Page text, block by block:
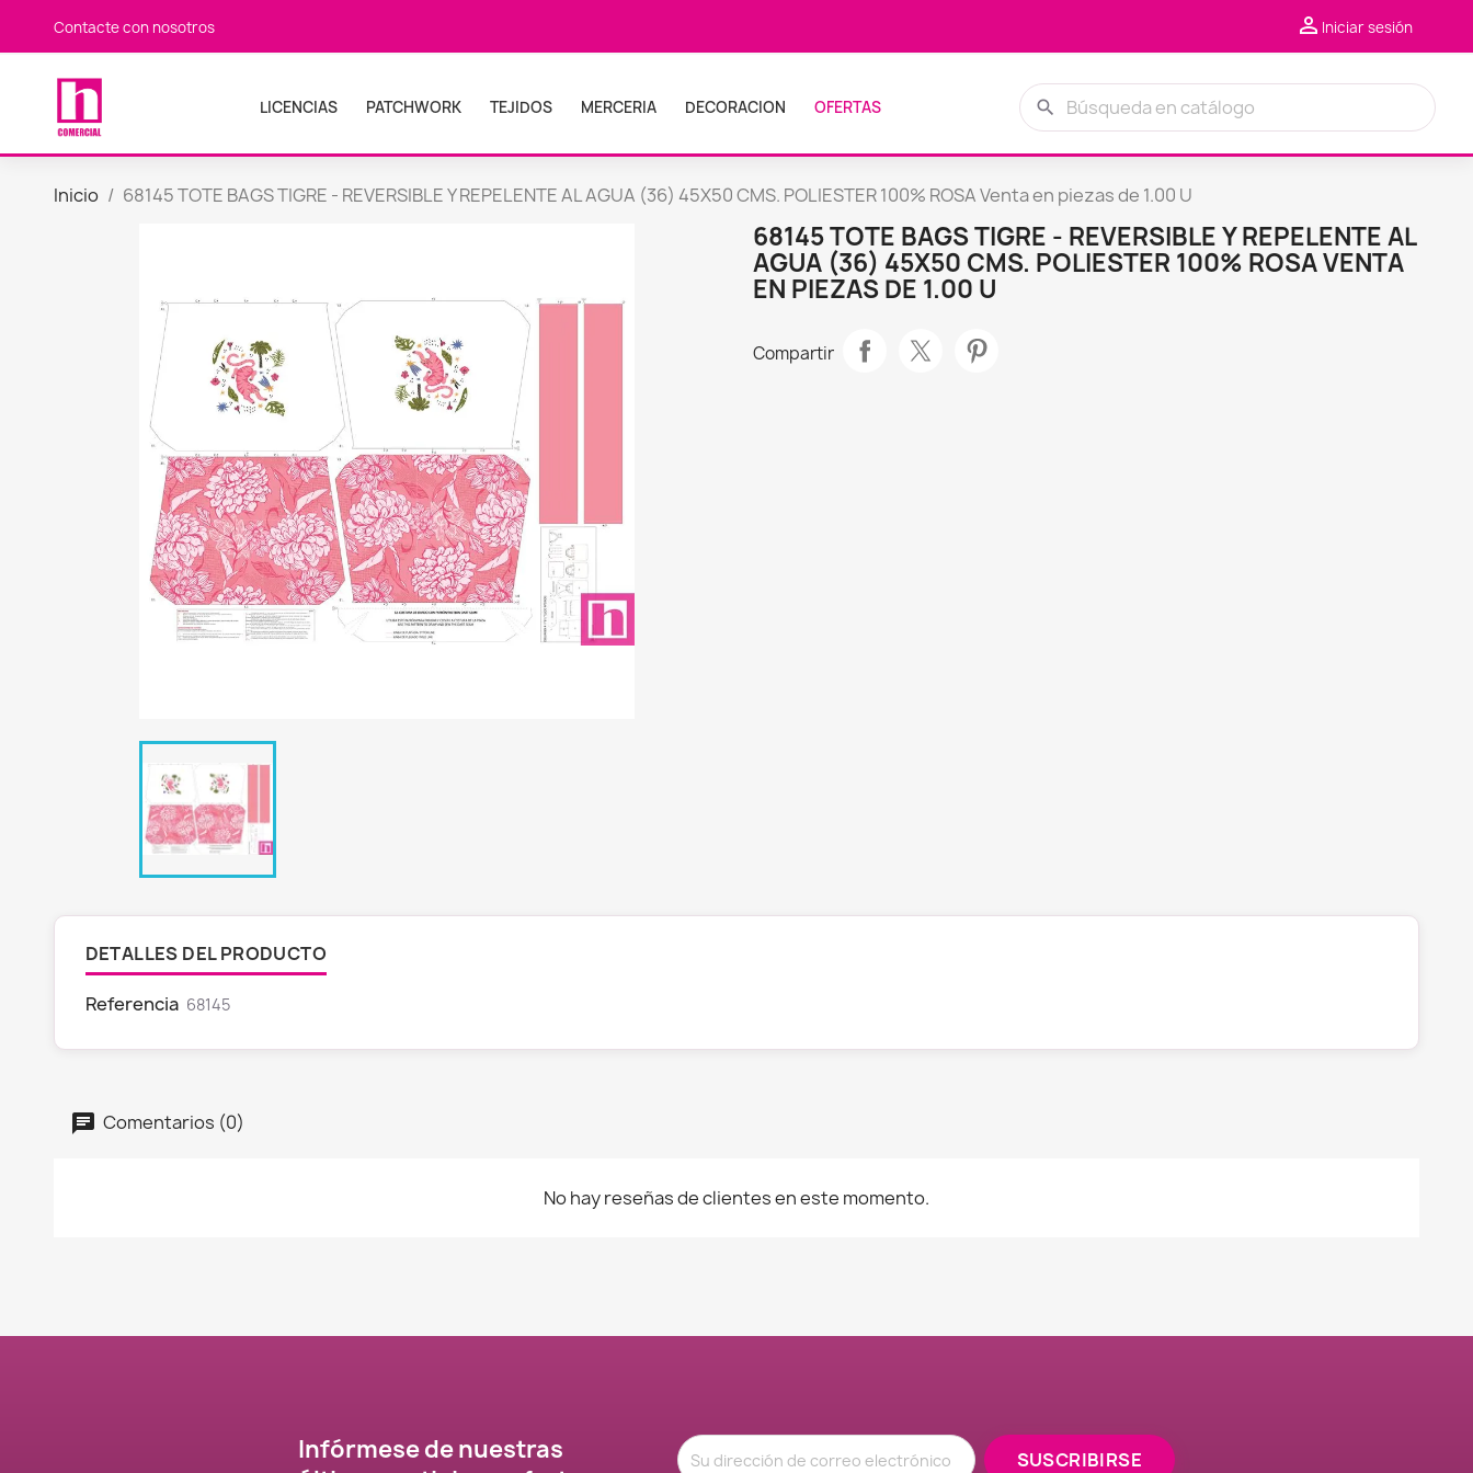
Contacte con nosotros  Iniciar sesión
LICENCIAS PATCHWORK TEJIDOS MERCERIA DECORACION OFERTAS search
Inicio 68145 TOTE BAGS TIGRE - REVERSIBLE Y REPELENTE AL AGUA (36) 45X50 CMS. POLIESTER 100% ROSA Venta en piezas de 1.00 U
68145 TOTE BAGS TIGRE - REVERSIBLE Y REPELENTE AL
AGUA (36) 45X50 CMS. POLIESTER 100% ROSA VENTA
EN PIEZAS DE 1.00 U
Compartir
DETALLES DEL PRODUCTO
Referencia 68145
Comentarios (0)
No hay reseñas de clientes en este momento.
Infórmese de nuestras